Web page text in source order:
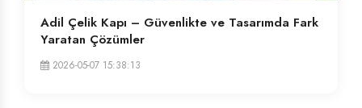
Adil Çelik Kapı – Güvenlikte ve Tasarımda Fark
Yaratan Çözümler
2026-05-07 15:38:13